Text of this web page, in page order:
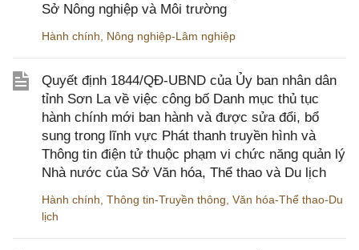
Sở Nông nghiệp và Môi trường
Hành chính, Nông nghiệp-Lâm nghiệp
Quyết định 1844/QĐ-UBND của Ủy ban nhân dân
tỉnh Sơn La về việc công bố Danh mục thủ tục
hành chính mới ban hành và được sửa đổi, bổ
sung trong lĩnh vực Phát thanh truyền hình và
Thông tin điện tử thuộc phạm vi chức năng quản lý
Nhà nước của Sở Văn hóa, Thể thao và Du lịch
Hành chính, Thông tin-Truyền thông, Văn hóa-Thể thao-Du
lịch